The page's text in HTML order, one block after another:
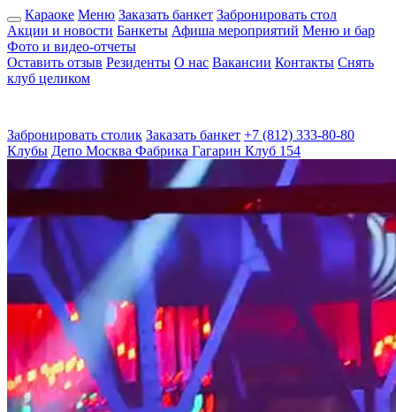
Караоке Меню Заказать банкет Забронировать стол
Акции и новости Банкеты Афиша мероприятий Меню и бар
Фото и видео-отчеты
Оставить отзыв Резиденты О нас Вакансии Контакты Снять
клуб целиком
Забронировать столик Заказать банкет +7 (812) 333-80-80
Клубы Депо Москва Фабрика Гагарин Клуб 154